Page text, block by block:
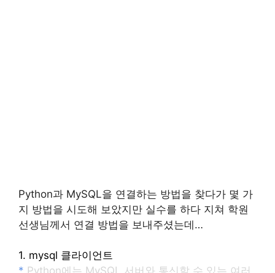
Python과 MySQL을 연결하는 방법을 찾다가 몇 가
지 방법을 시도해 보았지만 실수를 하다 지쳐 학원
선생님께서 연결 방법을 보내주셨는데…
1. mysql 클라이언트
* Python에는 MySQL 서버와 통신할 수 있는 여러